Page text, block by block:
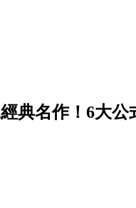
典名作！6大公